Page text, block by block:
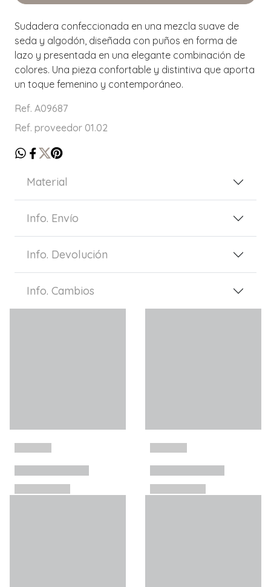
Sudadera confeccionada en una mezcla suave de
seda y algodón, diseñada con puños en forma de
lazo y presentada en una elegante combinación de
colores. Una pieza confortable y distintiva que aporta
un toque femenino y contemporáneo.
Ref. A09687
Ref. proveedor 01.02
Material
Info. Envío
Info. Devolución
Info. Cambios